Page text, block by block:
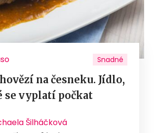
Snadné
na česneku. Jídlo,
se vyplatí počkat
Šilháčková